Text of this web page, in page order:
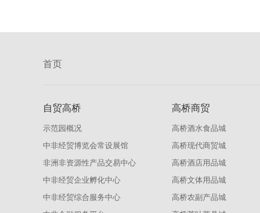
首页
自贸高桥
示范园概况
中非经贸博览会常设展馆
非洲非资源性产品交易中心
中非经贸企业孵化中心
中非经贸综合服务中心
高桥商贸
高桥酒水食品城
高桥现代商贸城
高桥酒店用品城
高桥文体用品城
高桥农副产品城